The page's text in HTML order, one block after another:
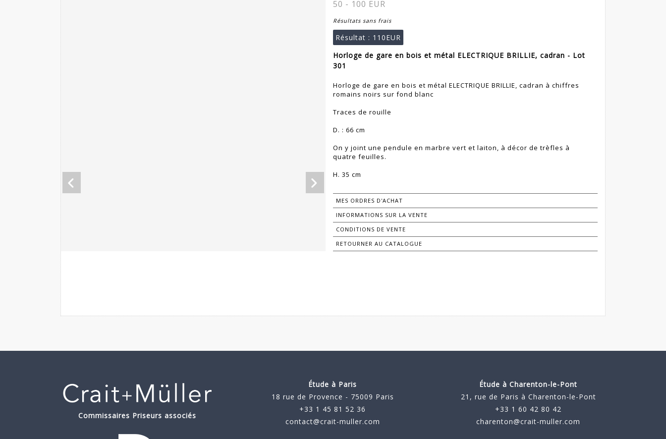
50 - 100 EUR
Résultats sans frais
Résultat : 110EUR
Horloge de gare en bois et métal ELECTRIQUE BRILLIE, cadran - Lot
301
Horloge de gare en bois et métal ELECTRIQUE BRILLIE, cadran à chiffres
romains noirs sur fond blanc
Traces de rouille
D. : 66 cm
On y joint une pendule en marbre vert et laiton, à décor de trèfles à
quatre feuilles.
H. 35 cm
MES ORDRES D'ACHAT
INFORMATIONS SUR LA VENTE
CONDITIONS DE VENTE
RETOURNER AU CATALOGUE
Commissaires Priseurs associés
Étude à Paris
18 rue de Provence - 75009 Paris
+33 1 45 81 52 36
contact@crait-muller.com
Étude àCharenton-le-Pont
21, rue de Paris à Charenton-le-Pont
+33 1 60 42 80 42
charenton@crait-muller.com